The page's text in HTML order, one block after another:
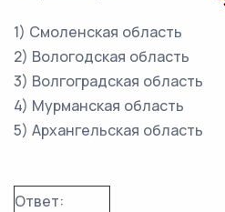
1) Смоленская область
2) Вологодская область
3) Волгоградская область
4) Мурманская область
5) Архангельская область
Ответ: